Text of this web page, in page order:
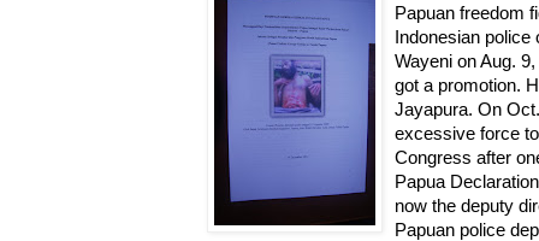
Papuan freedom
Indonesian
Wayeni on Aug.
got a promotion.
Jayapura. On
excessive force
Congress after
Papua
now the deputy
Papuan police